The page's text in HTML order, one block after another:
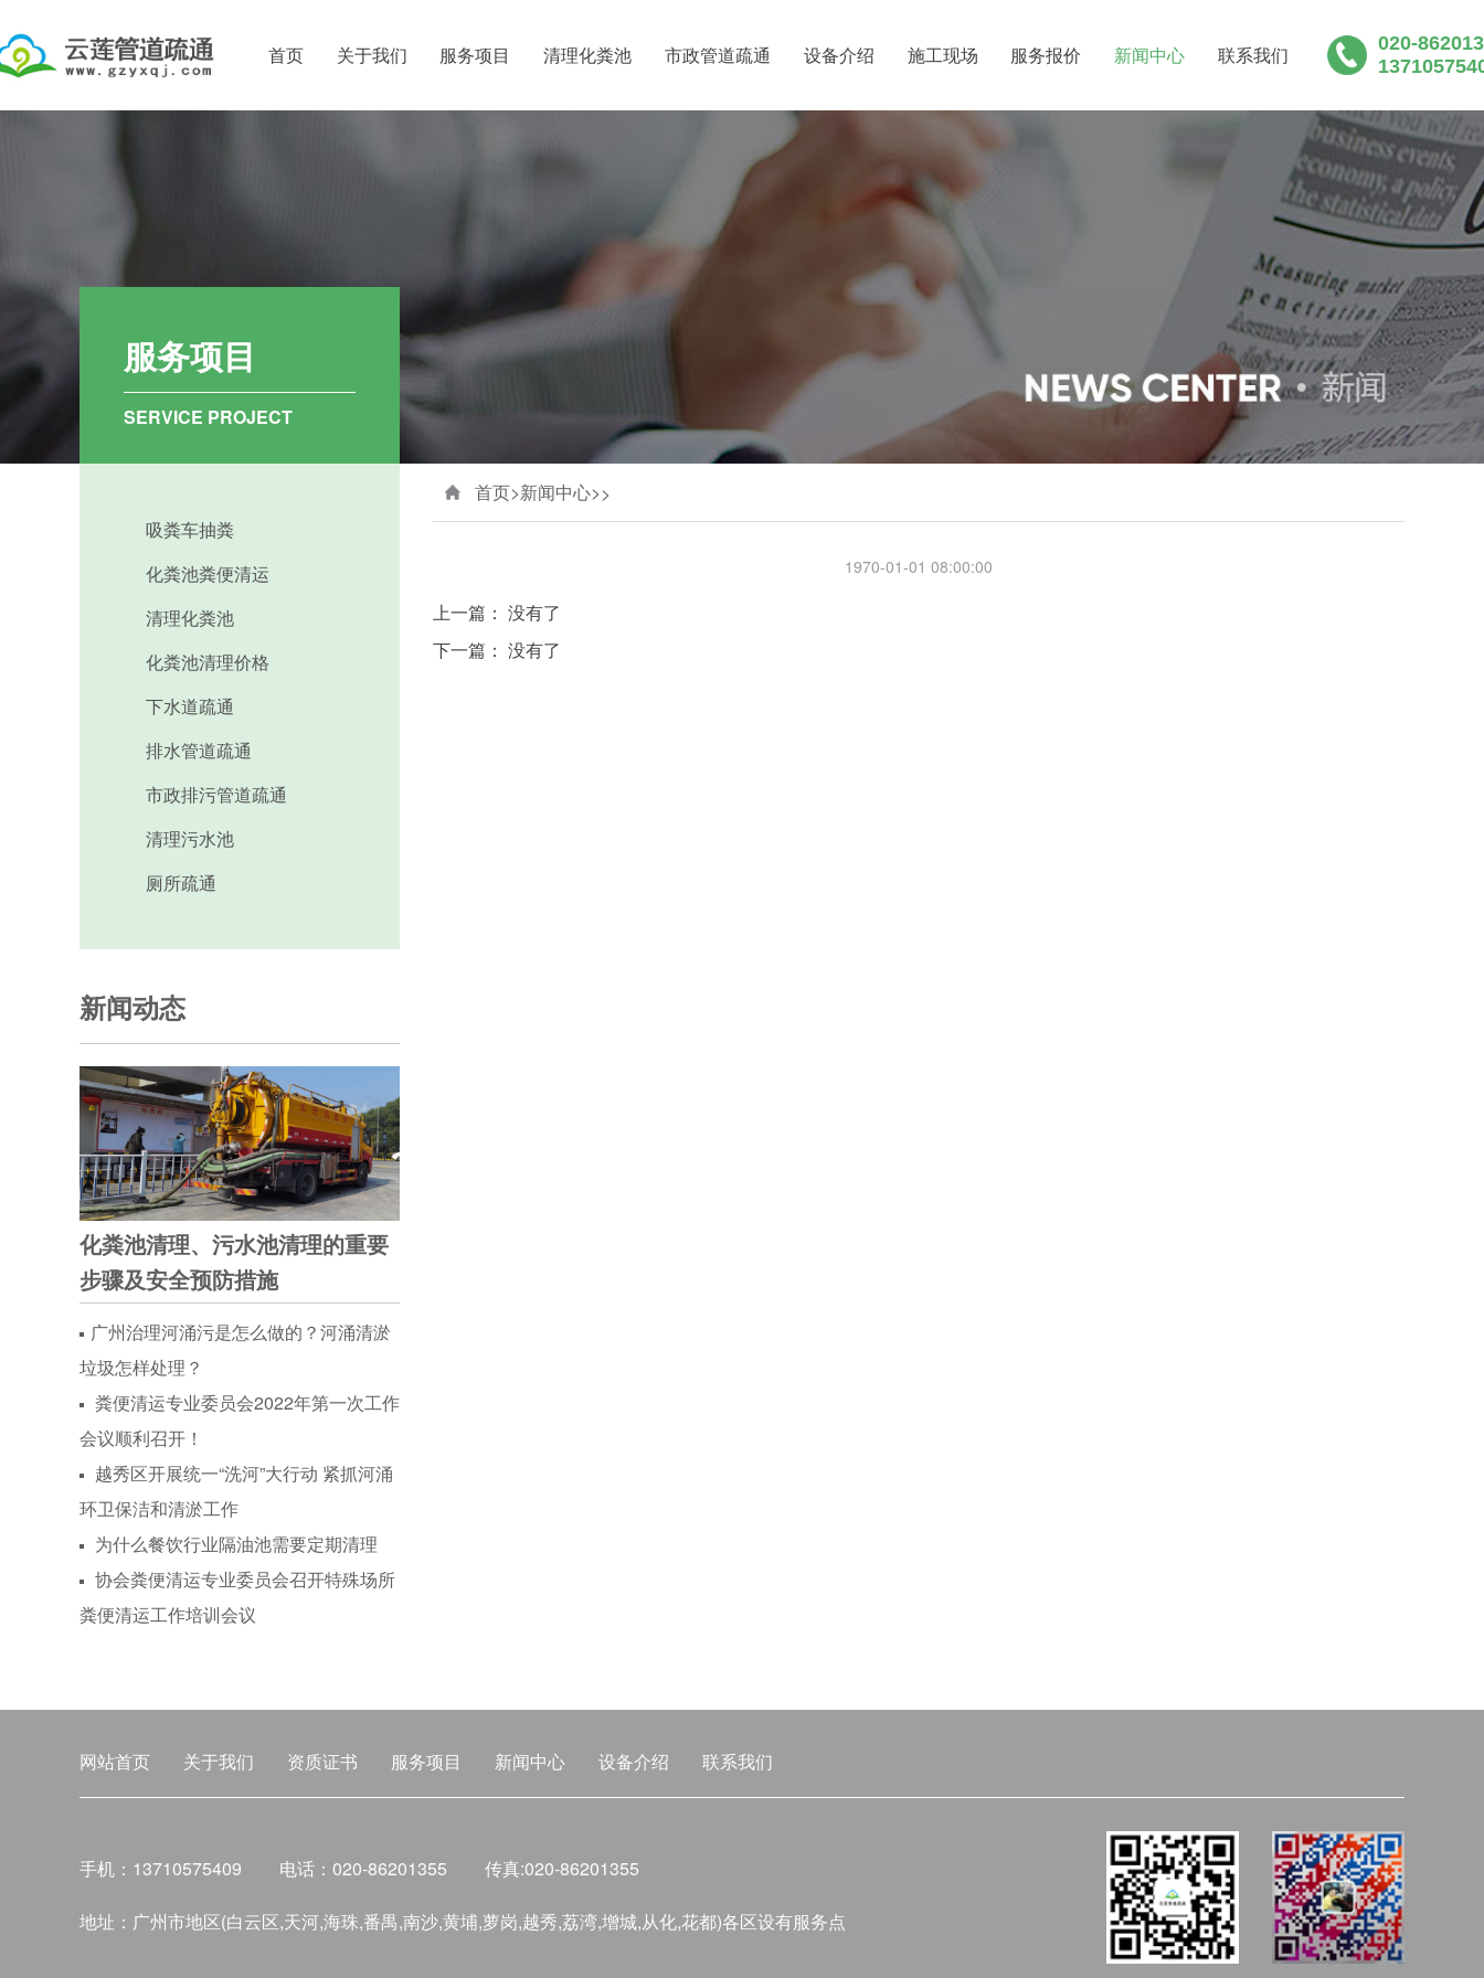
首页 关于我们 服务项目
化粪池清理价格
下水道疏通
排水管道疏通
市政排污管道疏通
清理污水池
清理化粪池 市政管道疏通 设备介绍 施工现场 服务报价 新闻中心
广州清理化粪池清运粪便公司新闻_天河区黄埔区化粪池清理粪便清
广州市番禺区南沙区清理化粪池清掏粪便清运公司行业动态
联系我们
020-
服务项目
SERVICE PROJECT
吸粪车抽粪
化粪池粪便清运
清理化粪池
化粪池清理价格
下水道疏通
排水管道疏通
市政排污管道疏通
清理污水池
厕所疏通
新闻动态
化粪池清理、污水池清理的重要
步骤及安全预防措施
广州治理河涌污是怎么做的？河涌清淤
垃圾怎样处理？
粪便清运专业委员会2022年第一次工作
会议顺利召开！
环卫保洁和清淤工作
为什么餐饮行业隔油池需要定期清理
协会粪便清运专业委员会召开特殊场所
粪便清运工作培训会议
首页>新闻中心>>
1970-01-01 08:00:00
上一篇： 没有了
下一篇： 没有了
网站首页 关于我们 资质证书 服务项目 新闻中心 设备介绍 联系我们
手机：13710575409 电话：020-86201355 传真:020-86201355
地址：广州市地区(白云区,天河,海珠,番禺,南沙,黄埔,萝岗,越秀,荔湾,增城,从化,花都)各区设有服务点